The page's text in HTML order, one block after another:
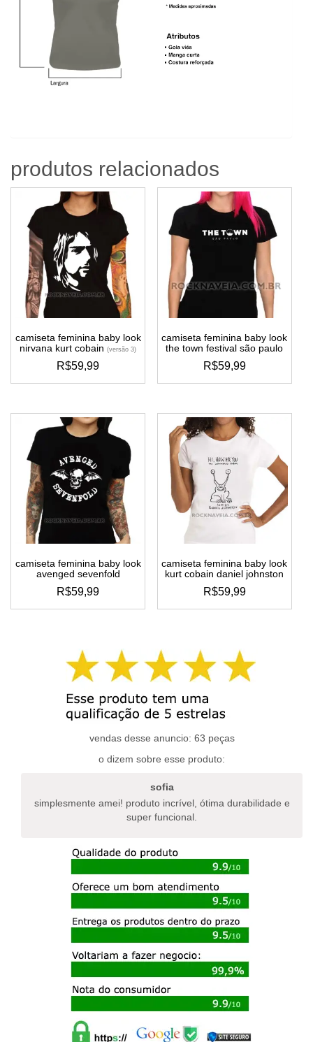
produtos relacionados
camiseta feminina baby look
nirvana kurt cobain(versão 3)
R$59,99
este
tem
várias
variantes.
as
opções
podem
ser
escolhidas
na
produto
camiseta feminina baby look
the town festival são paulo
R$59,99
este
tem
várias
variantes.
as
opções
podem
ser
escolhidas
produto
camiseta feminina baby look
avenged sevenfold
R$59,99
este
várias
variantes.
as
opções
podem
escolhidas
página
camiseta feminina baby look
kurt cobain daniel johnston
R$59,99
este
várias
variantes.
as
podem
escolhidas
página
vendas desse anuncio: 63 peças
o dizem sobre esse produto:
sofia
simplesmente amei! produto incrível, ótima durabilidade e
super funcional.